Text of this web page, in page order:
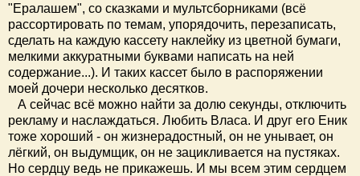
"Ералашем", со сказками и мультсборниками (всё
рассортировать по темам, упорядочить, перезаписать,
сделать на каждую кассету наклейку из цветной бумаги,
мелкими аккуратными буквами написать на ней
содержание...). И таких кассет было в распоряжении
моей дочери несколько десятков.
А сейчас всё можно найти за долю секунды, отключить
рекламу и наслаждаться. Любить Власа. И друг его Еник
тоже хороший - он жизнерадостный, он не унывает, он
лёгкий, он выдумщик, он не зацикливается на пустяках.
Но сердцу ведь не прикажешь. И мы всем этим сердцем